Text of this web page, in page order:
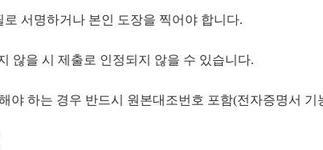
서명하거나 본인 도장을 찍어야 합니다.
않을 시 제출로 인정되지 않을 수 있습니다.
야 하는 경우 반드시 원본대조번호 포함(전자증명서